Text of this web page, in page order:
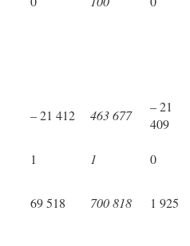
– 21 412 463 677
– 21
409
1 1 0
69 518 700 818 1 925